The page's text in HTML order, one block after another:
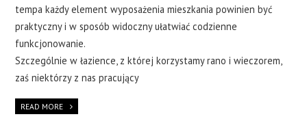
tempa każdy element wyposażenia mieszkania powinien być
praktyczny i w sposób widoczny ułatwiać codzienne
funkcjonowanie.
Szczególnie w łazience, z której korzystamy rano i wieczorem,
zaś niektórzy z nas pracujący
READ MORE